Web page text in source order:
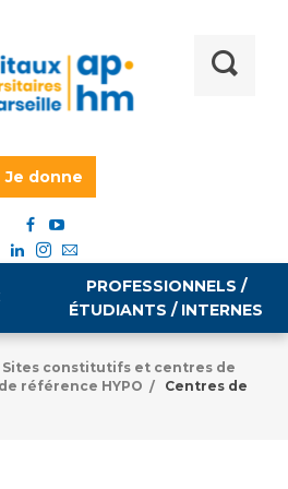
Je donne
PROFESSIONNELS /
ÉTUDIANTS / INTERNES
Sites constitutifs et centres de
référence HYPO /
Centres de